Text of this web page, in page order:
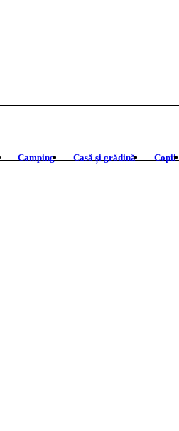
Camping Casă și grădină Copii